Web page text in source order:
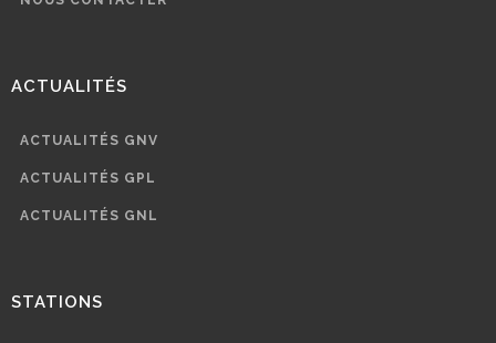
ACTUALITÉS
ACTUALITÉS GNV
ACTUALITÉS GPL
ACTUALITÉS GNL
STATIONS